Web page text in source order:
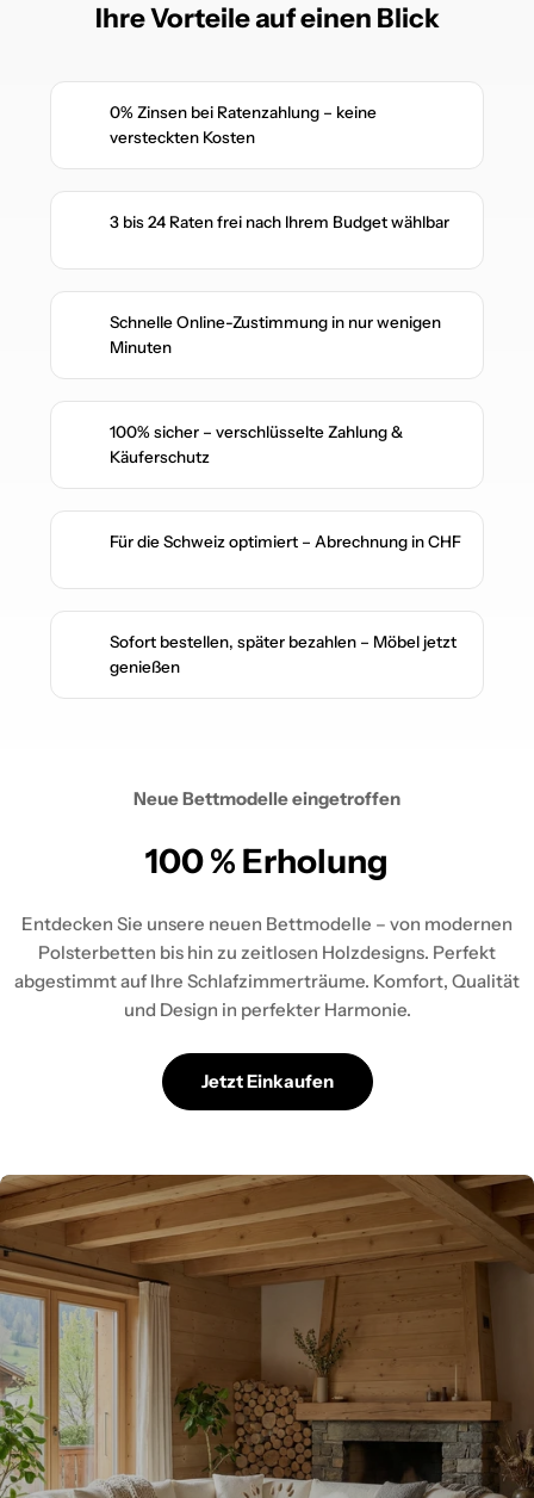
Ihre Vorteile auf einen Blick
0% Zinsen bei Ratenzahlung – keine
versteckten Kosten
3 bis 24 Raten frei nach Ihrem Budget wählbar
Schnelle Online-Zustimmung in nur wenigen
Minuten
100% sicher – verschlüsselte Zahlung &
Käuferschutz
Für die Schweiz optimiert – Abrechnung in CHF
Sofort bestellen, später bezahlen – Möbel jetzt
genießen
Neue Bettmodelle eingetroffen
100 % Erholung
Entdecken Sie unsere neuen Bettmodelle – von modernen
Polsterbetten bis hin zu zeitlosen Holzdesigns. Perfekt
abgestimmt auf Ihre Schlafzimmerträume. Komfort, Qualität
und Design in perfekter Harmonie.
Jetzt Einkaufen